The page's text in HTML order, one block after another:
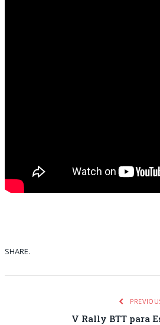
SHARE.
V Rally BTT para